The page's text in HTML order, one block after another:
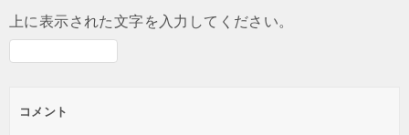
上に表示された文字を入力してください。
コメント